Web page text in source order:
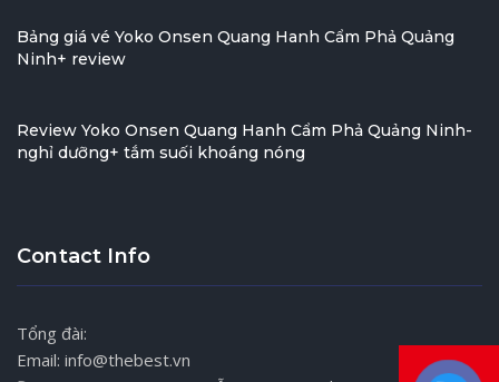
Bảng giá vé Yoko Onsen Quang Hanh Cẩm Phả Quảng
Ninh+ review
Review Yoko Onsen Quang Hanh Cẩm Phả Quảng Ninh-
nghỉ dưỡng+ tắm suối khoáng nóng
Contact Info
Tổng đài:
Email: info@thebest.vn